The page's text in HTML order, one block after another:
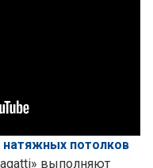
потолков
выполняют